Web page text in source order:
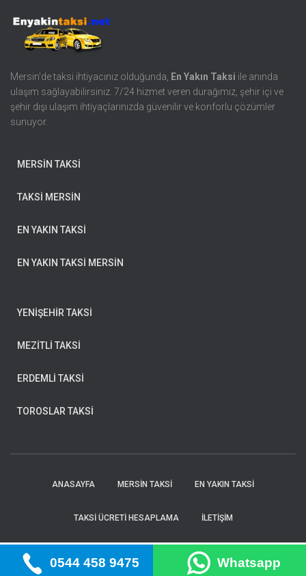
Mersin'de taksi ihtiyacınız olduğunda, En Yakın Taksi ile anında
ulaşım sağlayabilirsiniz. 7/24 hizmet veren durağımız, şehir içi ve
şehir dışı ulaşım ihtiyaçlarınızda güvenilir ve konforlu çözümler
sunuyor.
MERSİN TAKSİ
TAKSİ MERSİN
EN YAKIN TAKSİ
EN YAKIN TAKSİ MERSİN
YENİŞEHİR TAKSİ
MEZİTLİ TAKSİ
ERDEMLİ TAKSİ
TOROSLAR TAKSİ
ANASAYFA MERSIN TAKSI EN YAKIN TAKSI
TAKSI ÜCRETI HESAPLAMA İLETIŞIM
ThemeIsle
0544 458 9475 Whatsapp